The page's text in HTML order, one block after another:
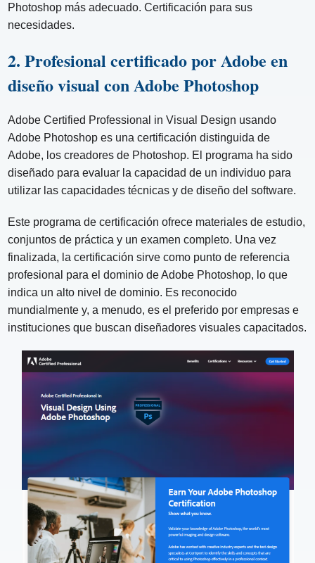
Photoshop más adecuado. Certificación para sus
necesidades.
2. Profesional certificado por Adobe en
diseño visual con Adobe Photoshop
Adobe Certified Professional in Visual Design usando
Adobe Photoshop es una certificación distinguida de
Adobe, los creadores de Photoshop. El programa ha sido
diseñado para evaluar la capacidad de un individuo para
utilizar las capacidades técnicas y de diseño del software.
Este programa de certificación ofrece materiales de estudio,
conjuntos de práctica y un examen completo. Una vez
finalizada, la certificación sirve como punto de referencia
profesional para el dominio de Adobe Photoshop, lo que
indica un alto nivel de dominio. Es reconocido
mundialmente y, a menudo, es el preferido por empresas e
instituciones que buscan diseñadores visuales capacitados.